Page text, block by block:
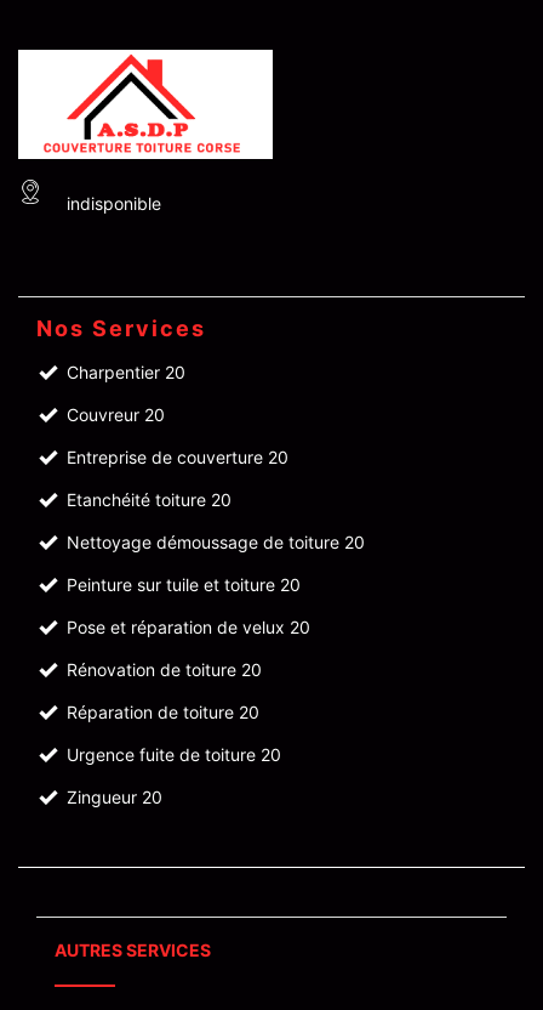
indisponible
Nos Services
Charpentier 20
Couvreur 20
Entreprise de couverture 20
Etanchéité toiture 20
Nettoyage démoussage de toiture 20
Peinture sur tuile et toiture 20
Pose et réparation de velux 20
Rénovation de toiture 20
Réparation de toiture 20
Urgence fuite de toiture 20
Zingueur 20
AUTRES SERVICES